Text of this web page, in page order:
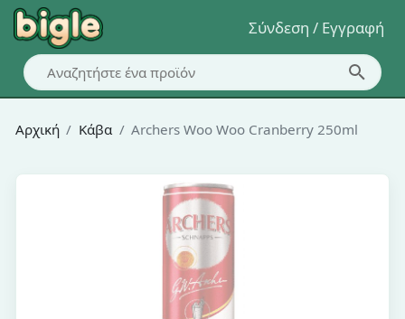
Σύνδεση / Εγγραφή
Αρχική Κάβα Archers Woo Woo Cranberry 250ml